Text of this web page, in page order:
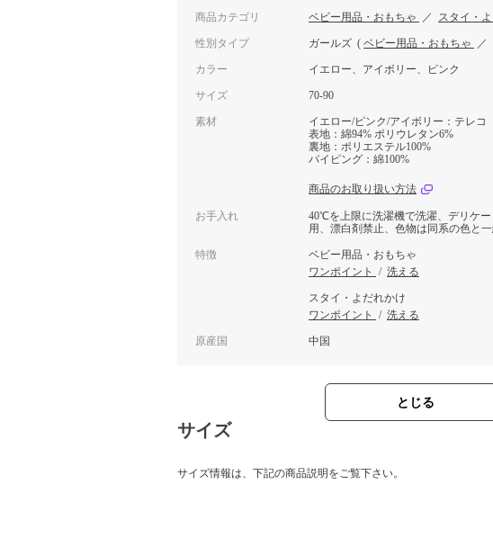
商品カテゴリ ベビー用品・おもちゃ ／ スタイ・
性別タイプ ガールズ ( ベビー用品・おもちゃ ／
カラー イエロー、アイボリー、ピンク
サイズ 70-90
素材
イエロー/ピンク/アイボリー：テレコ
表地：綿94% ポリウレタン6%
裏地：ポリエステル100%
パイピング：綿100%
商品のお取り扱い方法
お手入れ
40℃を上限に洗濯機で洗濯、デリケ
用、漂白剤禁止、色物は同系の色と
特徴
ベビー用品・おもちゃ
ワンポイント
/ 洗える
スタイ・よだれかけ
ワンポイント
/ 洗える
原産国 中国
とじる
サイズ
サイズ情報は、下記の商品説明をご覧下さい。